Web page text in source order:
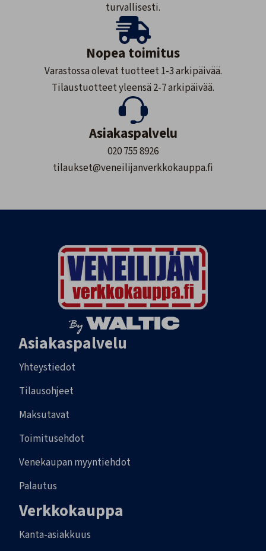
turvallisesti.
Nopea toimitus
Varastossa olevat tuotteet 1-3 arkipäivää.
Tilaustuotteet yleensä 2-7 arkipäivää.
Asiakaspalvelu
020 755 8926
tilaukset@veneilijanverkkokauppa.fi
Asiakaspalvelu
Yhteystiedot
Tilausohjeet
Maksutavat
Toimitusehdot
Venekaupan myyntiehdot
Palautus
Verkkokauppa
Kanta-asiakkuus